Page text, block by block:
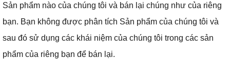
Sản phẩm nào của chúng tôi và bán lại chúng như của riêng
bạn. Bạn không được phân tích Sản phẩm của chúng tôi và
sau đó sử dụng các khái niệm của chúng tôi trong các sản
phẩm của riêng bạn để bán lại.